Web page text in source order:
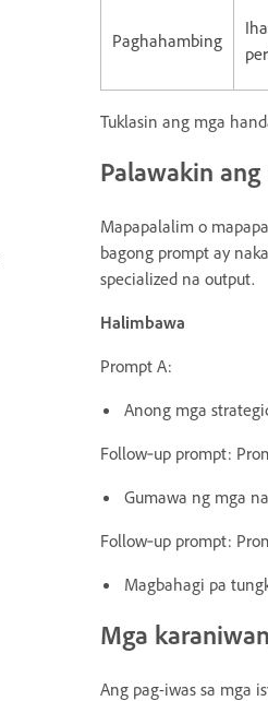
Paghahambing
Tuklasin ang mga
Palawakin
Mapapalalim o
bagong prompt ay
specialized na output.
Halimbawa
Prompt A:
Anong mga
Follow‑up prompt:
Gumawa ng mga
Follow‑up prompt:
Magbahagi pa
Mga
Ang pag-iwas sa mga